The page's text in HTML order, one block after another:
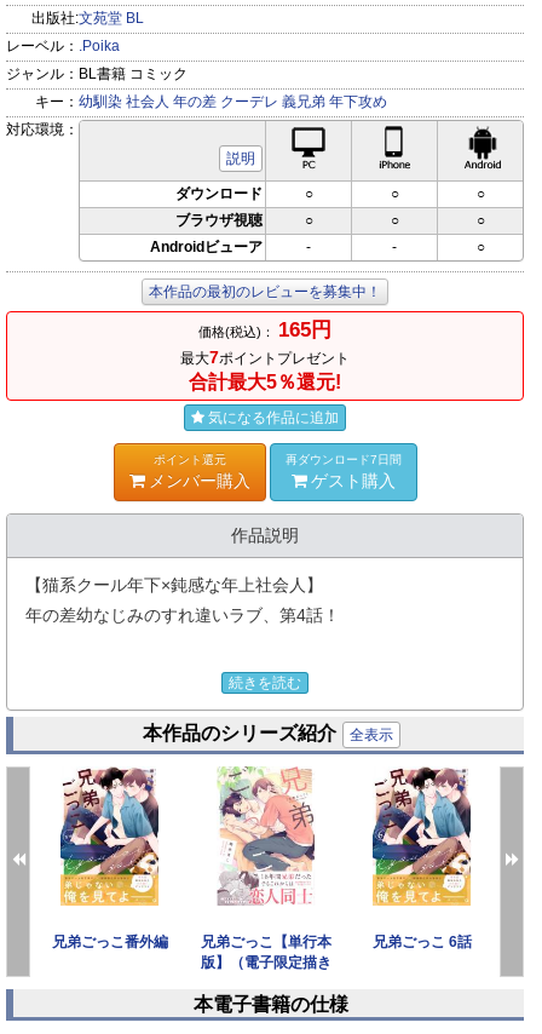
出版社:文苑堂 BL
レーベル： .Poika
ジャンル： BL書籍 コミック
キー： 幼馴染 社会人 年の差 クーデレ 義兄弟 年下攻め
対応環境：
説明
iPhone対応
ダウンロード ○ ○
○
ブラウザ視聴
○ ○
○
Androidビューア
- - ○
本作品の最初のレビューを募集中！
価格(税込)： 165円
最大7ポイントプレゼント
合計最大5％還元!
気になる作品に追加
ポイント還元
メンバー購入
再ダウンロード7日間
ゲスト購入
作品説明
【猫系クール年下×鈍感な年上社会人】
年の差幼なじみのすれ違いラブ、第4話！
皆人にキスをしようとしたが避けられたモモは、
ものすごく落ち込んでいた。
しかし、もう諦めないと決めているモモは
改めてインターンを頑張り大人になった姿を
皆人に見てもらえるよう努力しようと決める。
そしてインターンを過ごすなか、
続きを読む
本作品のシリーズ紹介 全表示
兄弟ごっこ番外編
兄弟ごっこ【単行本
版】（電子限定描き
兄弟ごっこ 6話
prev next
本電子書籍の仕様